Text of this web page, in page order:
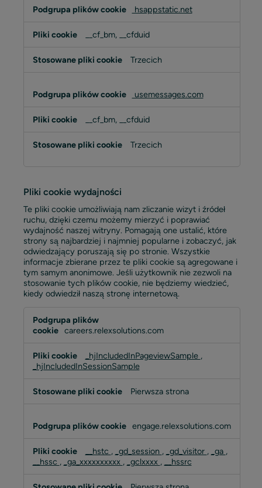
hsappstatic.net
__cf_bm, __cfduid
Trzecich
usemessages.com
__cf_bm, __cfduid
Trzecich
Pliki cookie wydajności
Te pliki cookie umożliwiają nam zliczanie wizyt i źródeł
ruchu, dzięki czemu możemy mierzyć i poprawiać
wydajność naszej witryny. Pomagają one ustalić, które
strony są najbardziej i najmniej popularne i zobaczyć, jak
odwiedzający poruszają się po stronie. Wszystkie
informacje zbierane przez te pliki cookie są agregowane i
tym samym anonimowe. Jeśli użytkownik nie zezwoli na
stosowanie tych plików cookie, nie będziemy wiedzieć,
kiedy odwiedził naszą stronę internetową.
cookie
wydajnościcareers.relexsolutions.com
_hjIncludedInPageviewSample ,
_hjIncludedInSessionSample
Pierwsza strona
engage.relexsolutions.com
__hstc , _gd_session , _gd_visitor , _ga ,
__hssc , _ga_xxxxxxxxxx , _gclxxxx , __hssrc